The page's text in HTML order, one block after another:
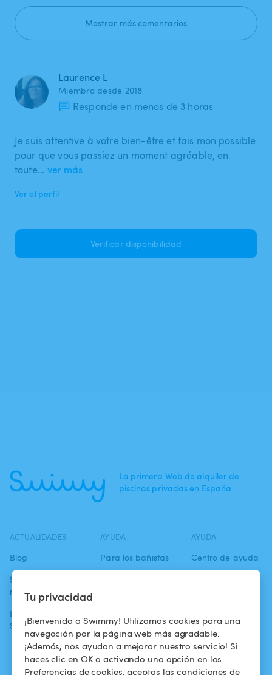
Tu privacidad
¡Bienvenido a Swimmy! Utilizamos cookies para una
navegación por la página web más agradable.
¡Además, nos ayudan a mejorar nuestro servicio! Si
haces clic en OK o activando una opción en las
Preferencias de cookies, aceptas las condiciones de
Mostrar más comentarios
Laurence L
Miembro desde 2018
Responde en menos de 3 horas
Je suis attentive à votre bien-être et fais mon possible
pour que vous passiez un moment agréable, en
toute… ver más
Ver el perfil
Verificar disponibilidad
La primera Web de alquiler de
piscinas privadas en España.
ACTUALIDADES
Blog
Swimmy en los
medios
La aventura
Swimmy
AYUDA
Para los bañistas
piscina
¿Cómo funciona?
AYUDA
Centro de ayuda
confidencialidad
Aviso legal